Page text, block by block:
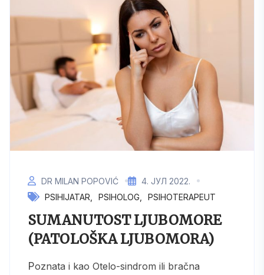
DR MILAN POPOVIĆ
4. ЈУЛ 2022.
PSIHIJATAR
PSIHOLOG PSIHOTERAPEUT
SUMANUTOST LJUBOMORE
(PATOLOŠKA LJUBOMORA)
Poznata i kao Otelo-sindrom ili bračna